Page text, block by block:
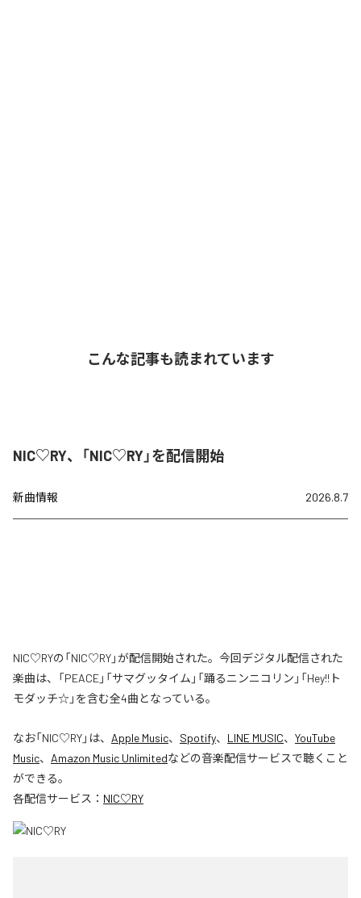
こんな記事も読まれています
NIC♡RY、「NIC♡RY」を配信開始
新曲情報 2026.8.7
NIC♡RYの「NIC♡RY」が配信開始された。今回デジタル配信された
楽曲は、「PEACE」「サマグッタイム」「踊るニンニコリン」「Hey!!ト
モダッチ☆」を含む全4曲となっている。
なお「NIC♡RY」は、 Apple Music、 Spotify、 LINE MUSIC、 YouTube
Music、 Amazon Music Unlimitedなどの音楽配信サービスで聴くこと
ができる。
各配信サービス： NIC♡RY